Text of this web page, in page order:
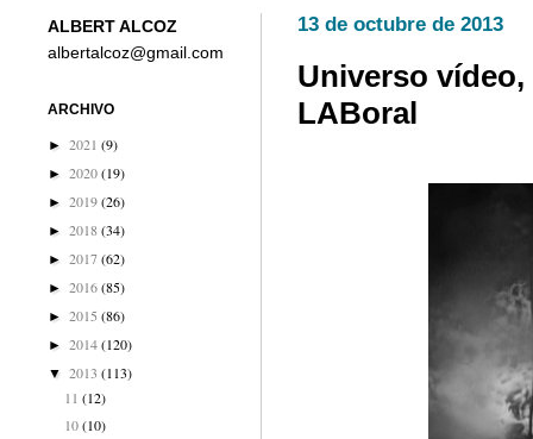
13 de octubre de 2013
Universo
LABoral
ALBERT ALCOZ
albertalcoz@gmail.com
ARCHIVO
► 2021 (9)
► 2020(19)
► 2019(26)
► 2018(34)
► 2017(62)
► 2016(85)
► 2015 (86)
► 2014(120)
▼ 2013 (113)
11 (12)
10 (10)